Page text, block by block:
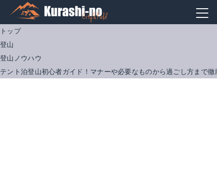
トップ
登山
登山ノウハウ
テント泊登山初心者ガイド！マナーや必要なものから過ごし方まで徹